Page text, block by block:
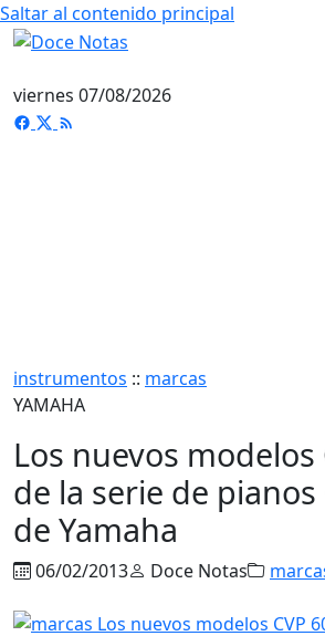
Saltar al contenido principal
viernes 07/08/2026
instrumentos :: marcas
YAMAHA
Los nuevos modelos
de la serie de pianos
de Yamaha
06/02/2013 Doce Notas